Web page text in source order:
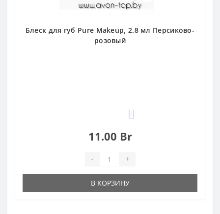
Блеск для губ Pure Makeup, 2.8 мл Персиково-
розовый
11.00 Br
- +
В КОРЗИНУ